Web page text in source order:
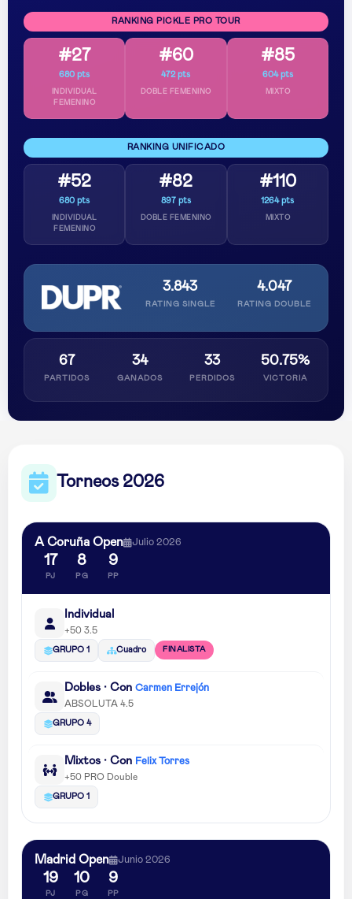
RANKING PICKLE PRO TOUR
#27
680 pts
INDIVIDUAL
FEMENINO
#60
472 pts
DOBLE FEMENINO
#85
604 pts
MIXTO
RANKING UNIFICADO
#52
680 pts
INDIVIDUAL
FEMENINO
#82
897 pts
DOBLE FEMENINO
#110
1264 pts
MIXTO
3.843
RATING SINGLE
4.047
RATING DOUBLE
67
PARTIDOS
34
GANADOS
33
PERDIDOS
50.75%
VICTORIA
Torneos 2026
A Coruña Open Julio 2026
17
PJ
8
PG
9
PP
Individual
+50 3.5
GRUPO 1 Cuadro FINALISTA
Dobles · Con Carmen Errejón
ABSOLUTA 4.5
GRUPO 4
Mixtos · Con Felix Torres
+50 PRO Double
GRUPO 1
Madrid Open Junio 2026
19
PJ
10
PG
9
PP